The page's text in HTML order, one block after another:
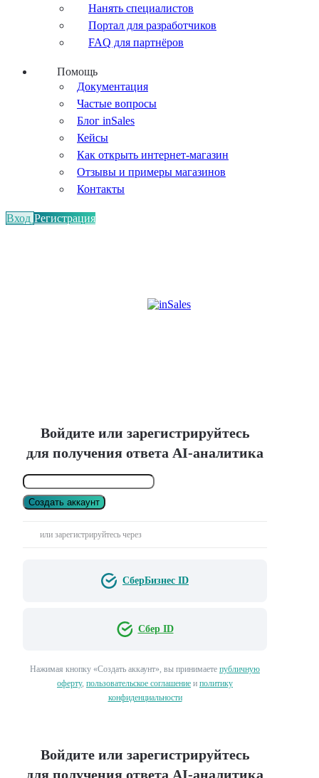
Нанять специалистов
Портал для разработчиков
FAQ для партнёров
Помощь
Документация
Частые вопросы
Блог inSales
Кейсы
Как открыть интернет-магазин
Отзывы и примеры магазинов
Контакты
Вход Регистрация
Войдите или зарегистрируйтесь
для получения ответа AI-аналитика
Создать аккаунт
или зарегистрируйтесь через
СберБизнес ID
Сбер ID
Нажимая кнопку «Создать аккаунт», вы принимаете публичную
оферту, пользовательское соглашение и политику
конфиденциальности
Войдите или зарегистрируйтесь
для получения ответа AI-аналитика